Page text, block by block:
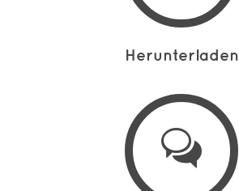
Herunterladen